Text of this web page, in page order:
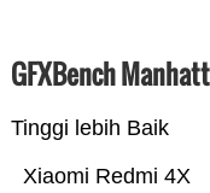
GFXBench
Tinggi lebih Baik
Xiaomi Redmi 4X